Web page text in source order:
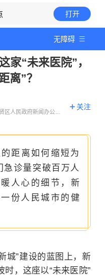
打开
无障碍
家“未来医院”，
离”？
区人民政府新闻办公室
关注
距离如何缩短为
急诊量突破百万人
人心的细节，新
份人民城市的健
城”建设的蓝图上，新
，这座以“未来医院”